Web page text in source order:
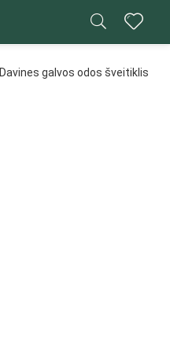
Davines galvos odos šveitiklis